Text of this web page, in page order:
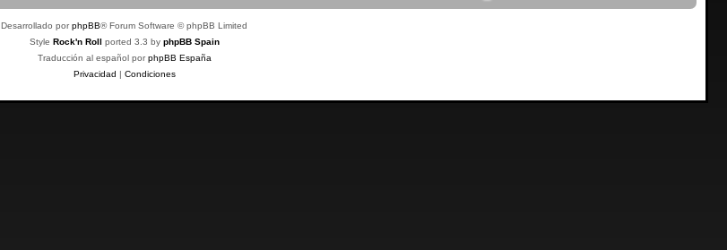
Desarrollado porphpBB® Forum Software © phpBB Limited
Style Rock'n Roll ported 3.3 by phpBB Spain
Traducción al español porphpBB España
Privacidad | Condiciones